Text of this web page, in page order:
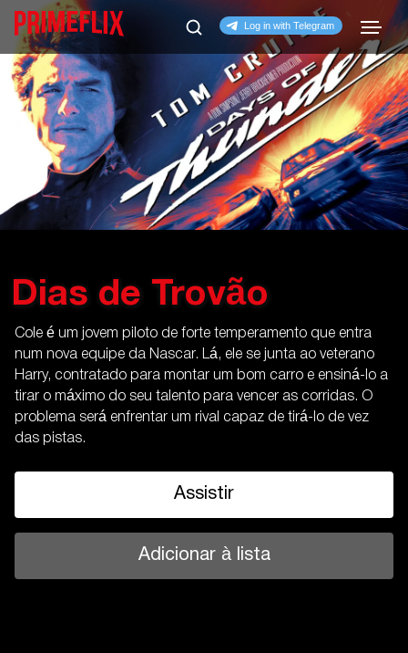
Dias de Trovão
Cole é um jovem piloto de forte temperamento que entra
num nova equipe da Nascar. Lá, ele se junta ao veterano
Harry, contratado para montar um bom carro e ensiná-lo a
tirar o máximo do seu talento para vencer as corridas. O
problema será enfrentar um rival capaz de tirá-lo de vez
das pistas.
Assistir
Adicionar à lista